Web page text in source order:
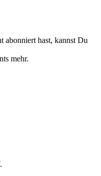
abonniert hast, kannst Du
mehr.